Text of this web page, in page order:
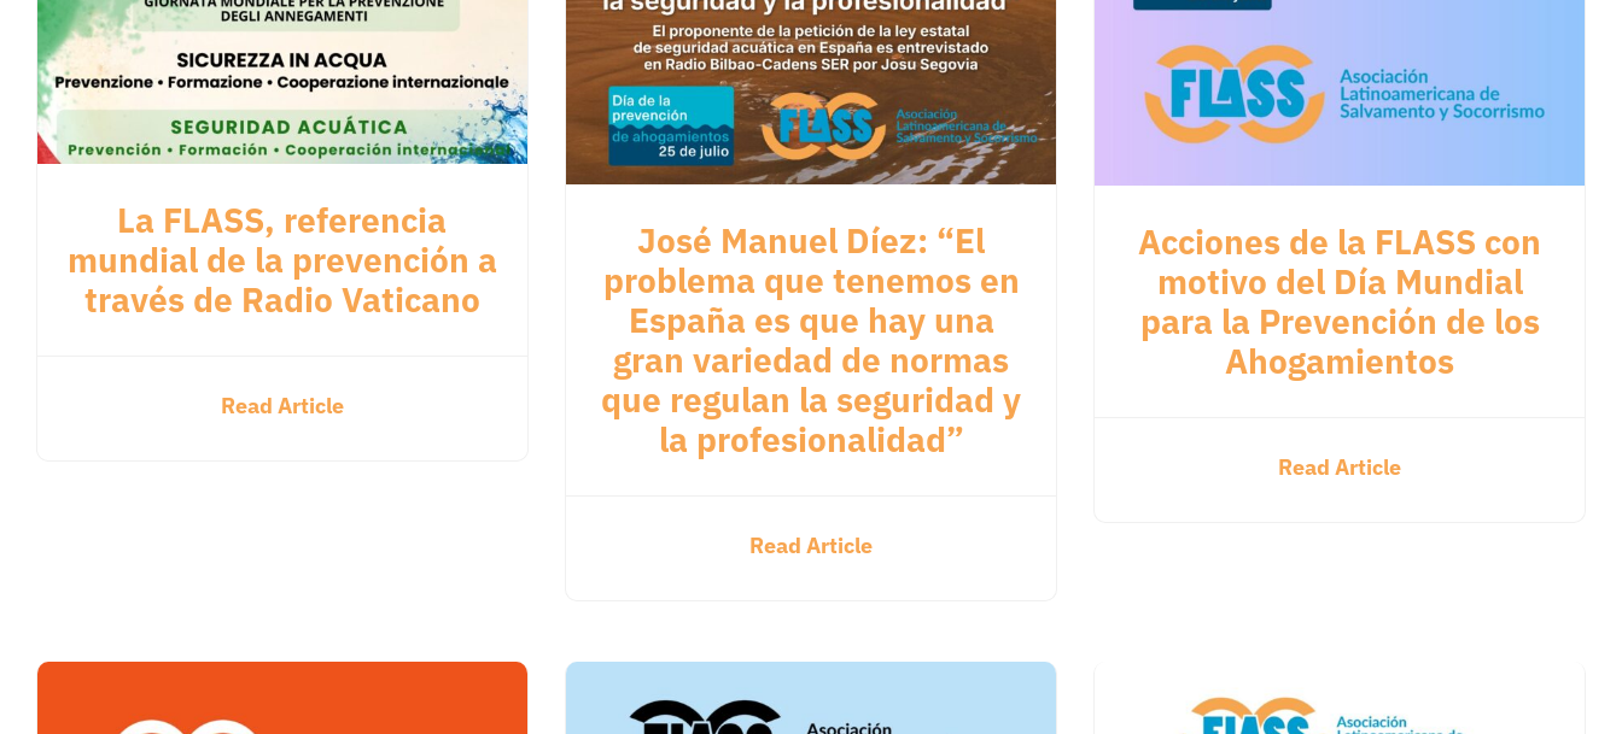
La FLASS, referencia
mundial de la prevención a
través de Radio Vaticano
Read Article
José Manuel Díez: “El
problema que tenemos en
España es que hay una
gran variedad de normas
que regulan la seguridad y
la profesionalidad”
Read Article
Acciones de la FLASS con
motivo del Día Mundial
para la Prevención de los
Ahogamientos
Read Article